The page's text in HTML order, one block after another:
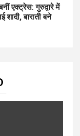
एक्ट्रेस: गुरुद्वारे में
बाराती बने